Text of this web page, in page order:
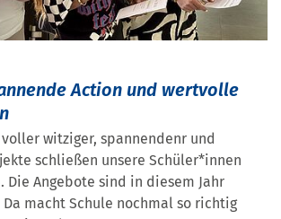
Action und wertvolle
witziger, spannendenr und
schließen unsere Schüler*innen
Die Angebote sind in diesem Jahr
macht Schule nochmal so richtig